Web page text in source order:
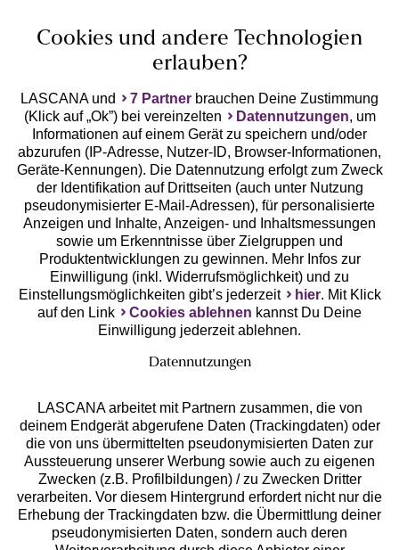
Geprüfte Sicherheit
Unsere Apps
Services
Beratung
Über uns
Cookies und andere Technologien
erlauben?
LASCANA und 7 Partner brauchen Deine Zustimmung
(Klick auf „Ok”) bei vereinzelten
Datennutzungen, um
Informationen auf einem Gerät zu speichern und/oder
abzurufen (IP-Adresse, Nutzer-ID, Browser-Informationen,
Geräte-Kennungen). Die Datennutzung erfolgt zum Zweck
der Identifikation auf Drittseiten (auch unter Nutzung
pseudonymisierter E-Mail-Adressen), für personalisierte
Anzeigen und Inhalte, Anzeigen- und Inhaltsmessungen
sowie um Erkenntnisse über Zielgruppen und
Produktentwicklungen zu gewinnen. Mehr Infos zur
Einwilligung (inkl. Widerrufsmöglichkeit) und zu
Einstellungsmöglichkeiten gibt’s jederzeit
hier. Mit Klick
auf den Link
Cookies ablehnen kannst Du Deine
Einwilligung jederzeit ablehnen.
Datennutzungen
LASCANA arbeitet mit Partnern zusammen, die von
deinem Endgerät abgerufene Daten (Trackingdaten) oder
die von uns übermittelten pseudonymisierten Daten zur
Aussteuerung unserer Werbung sowie auch zu eigenen
Zwecken (z.B. Profilbildungen) / zu Zwecken Dritter
verarbeiten. Vor diesem Hintergrund erfordert nicht nur die
Erhebung der Trackingdaten bzw. die Übermittlung deiner
pseudonymisierten Daten, sondern auch deren